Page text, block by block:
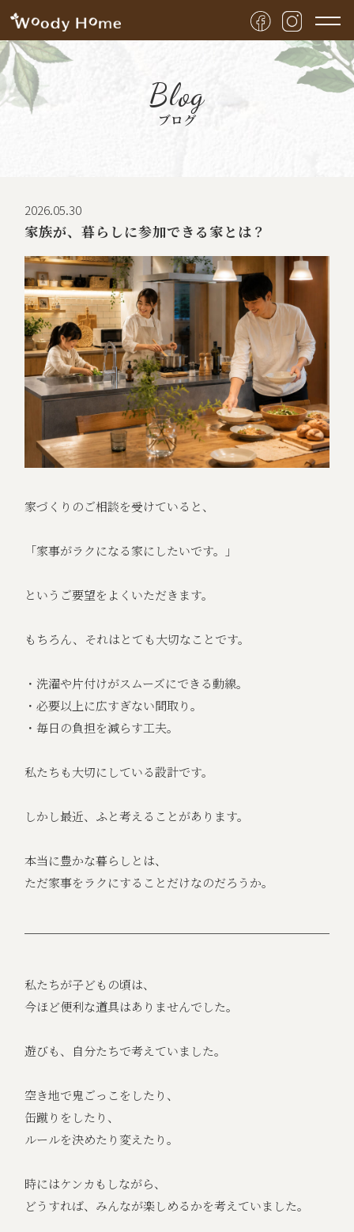
Blog
ブログ
2026.05.30
家族が、暮らしに参加できる家とは？
家づくりのご相談を受けていると、
「家事がラクになる家にしたいです。」
というご要望をよくいただきます。
もちろん、それはとても大切なことです。
・洗濯や片付けがスムーズにできる動線。
・必要以上に広すぎない間取り。
・毎日の負担を減らす工夫。
私たちも大切にしている設計です。
しかし最近、ふと考えることがあります。
本当に豊かな暮らしとは、
ただ家事をラクにすることだけなのだろうか。
私たちが子どもの頃は、
今ほど便利な道具はありませんでした。
遊びも、自分たちで考えていました。
空き地で鬼ごっこをしたり、
缶蹴りをしたり、
ルールを決めたり変えたり。
時にはケンカもしながら、
どうすれば、みんなが楽しめるかを考えていました。